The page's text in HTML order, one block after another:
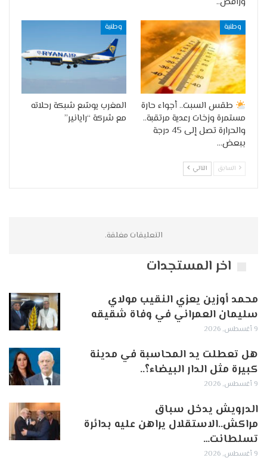
وطنية
طقس السبت.. أجواء حارة
مستمرة وزخات رعدية مرتقبة..
والحرارة تصل إلى 45 درجة
ببعض…
وطنية
المغرب يوسّع شبكة رحلاته
مع شركة “رايانير”
السابق التالي
التعليقات مغلقة.
اخر المستجدات
محمد أوزين يعزي النقيب مولاي
سليمان العمراني في وفاة شقيقه
9 أغسطس, 2026
هل تعطلت يد المحاسبة في مدينة
كبيرة مثل الدار البيضاء؟..
9 أغسطس, 2026
الدرويش يدخل سباق
مراكش..الاستقلال يراهن عليه بدائرة
تسلطانت…
9 أغسطس, 2026